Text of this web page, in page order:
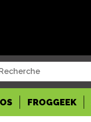
FROGGEEK